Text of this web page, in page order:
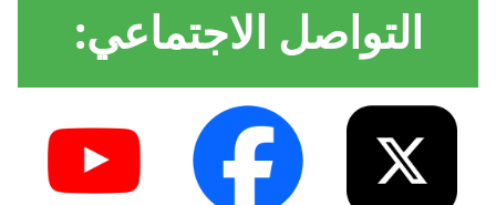
التواصل الاجتماعي: